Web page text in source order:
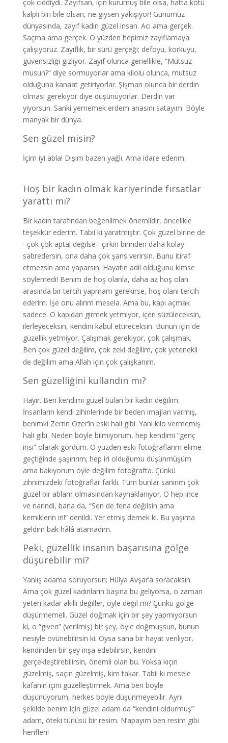
çok ciddiydi. Zayıfsan, için kurumuş bile olsa, hatta kötü
kalpli biri bile olsan, ne giysen yakışıyor! Günümüz
dünyasında, zayıf kadın güzel insan. Acı ama gerçek.
Saçma ama gerçek. O yüzden hepimiz zayıflamaya
çalışıyoruz. Zayıflık, bir sürü gerçeği; defoyu, korkuyu,
güvensizliği gizliyor. Zayıf olunca genellikle, “Mutsuz
musun?” diye sormuyorlar ama kilolu olunca, mutsuz
olduğuna kanaat getiriyorlar. Şişman olunca bir derdin
olması gerekiyor diye düşünüyorlar. Derdin var
yiyorsun. Sanki yememek erdem anasını satayım. Böyle
manyak bir dünya.
Sen güzel misin?
İçim iyi abla! Dışım bazen yağlı. Ama idare ederim.
Hoş bir kadın olmak kariyerinde fırsatlar
yarattı mı?
Bir kadın tarafından beğenilmek önemlidir, öncelikle
teşekkür ederim. Tabii ki yaratmıştır. Çok güzel birine de
–çok çok aptal değilse– çirkin birinden daha kolay
sabredersin, ona daha çok şans verirsin. Bunu itiraf
etmezsin ama yaparsın. Hayatın adil olduğunu kimse
söylemedi! Benim de hoş olanla, daha az hoş olan
arasında bir tercih yapmam gerekirse, hoş olanı tercih
ederim. İşe onu alırım mesela. Ama bu, kapı açmak
sadece. O kapıdan girmek yetmiyor, içeri süzüleceksin,
ilerleyeceksin, kendini kabul ettireceksin. Bunun için de
güzellik yetmiyor. Çalışmak gerekiyor, çok çalışmak.
Ben çok güzel değilim, çok zeki değilim, çok yetenekli
de değilim ama Allah için çok çalışkanım.
Sen güzelliğini kullandın mı?
Hayır. Ben kendimi güzel bulan bir kadın değilim.
İnsanların kendi zihinlerinde bir beden imajları varmış,
benimki Zerrin Özer’in eski hali gibi. Yani kilo vermemiş
hali gibi. Neden böyle bilmiyorum, hep kendimi “genç
irisi” olarak gördüm. O yüzden eski fotoğraflarım elime
geçtiğinde şaşırırım; hep iri olduğumu düşünmüşüm
ama bakıyorum öyle değilim fotoğrafta. Çünkü
zihnimizdeki fotoğraflar farklı. Tüm bunlar sanırım çok
güzel bir ablam olmasından kaynaklanıyor. O hep ince
ve narindi, bana da, “Sen de fena değilsin ama
kemiklerin iri!” denildi. Yer etmiş demek ki. Bu yaşıma
geldim bak hâlâ atamadım.
Peki, güzellik insanın başarısına gölge
düşürebilir mi?
Yanlış adama soruyorsun; Hülya Avşar’a soracaksın.
Ama çok güzel kadınların başına bu geliyorsa, o zaman
yeteri kadar akıllı değiller, öyle değil mi? Çünkü gölge
düşürmemeli. Güzel doğmak için bir şey yapmıyorsun
ki, o “given” (verilmiş) bir şey, öyle doğmuşsun, bunun
nesiyle övünebilirsin ki. Oysa sana bir hayat veriliyor,
kendinden bir şey inşa edebilirsin, kendini
gerçekleştirebilirsin, önemli olan bu. Yoksa kıçın
güzelmiş, saçın güzelmiş, kim takar. Tabii ki mesele
kafanın içini güzelleştirmek. Ama ben böyle
düşünüyorum, herkes böyle düşünmeyebilir. Aynı
şekilde benim için güzel adam da “kendini oldurmuş”
adam, öteki türlüsü bir resim. N’apayım ben resim gibi
herifleri!